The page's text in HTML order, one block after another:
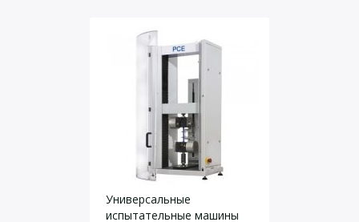
250 … 500 мм/миндо max. 500 N
230 V AC
20 °C / макс. 80 % r.F.
430 x 240 x 570 мм
24,2 кг
испытательного стенда
обработку персональных данных
Универсальные
испытательные машины